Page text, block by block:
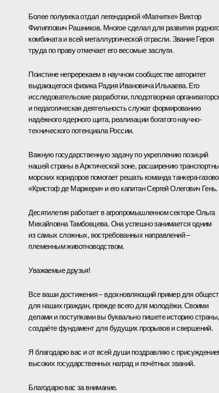
Более полувека отдал легендарной «Магнитке» Виктор
Филиппович Рашников. Многое сделал для развития
комбината и всей металлургической отрасли. Звание Героя
труда по праву отмечает его весомые заслуги.
Поистине непререкаем в научном сообществе авторитет
выдающегося физика Радия Ивановича Илькаева. Его
исследовательские разработки, плодотворная
и педагогическая деятельность служат формированию
надёжного ядерного щита, реализации богатого научно-
технического потенциала России.
Важную государственную задачу по укреплению позиций
нашей страны в Арктической зоне, расширению
морских коридоров помогает решать команда танкера-
«Кристоф де Маржери» и его капитан Сергей Олегович Гень.
Десятилетия работает в агропромышленном секторе Ольга
Михайловна Тамбовцева. Она успешно занимается одним
из самых сложных, востребованных направлений –
племенным животноводством.
Уважаемые друзья!
Все ваши достижения – вдохновляющий пример для
для наших граждан, прежде всего для молодёжи. Своими
делами и поступками вы буквально пишете историю страны,
создаёте фундамент для будущих прорывов и свершений.
Я благодарю вас и от всей души поздравляю с
высоких государственных наград и почётных званий.
Благодарю вас за внимание.